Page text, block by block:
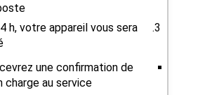
h, votre appareil vous sera
une confirmation de
charge au service.